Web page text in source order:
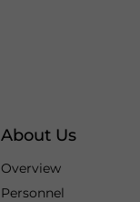
About Us
Overview
Personnel